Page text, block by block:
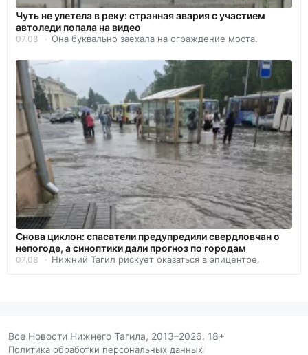
Чуть не улетела в реку: странная авария с участием
автоледи попала на видео
07.08 Она буквально заехала на ограждение моста.
Снова циклон: спасатели предупредили свердловчан о
непогоде, а синоптики дали прогноз по городам
07.08 Нижний Тагил рискует оказаться в эпицентре.
Все Новости Нижнего Тагила, 2013–2026. 18+
Политика обработки персональных данных/